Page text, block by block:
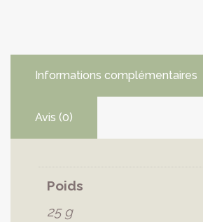
Informations complémentaires
Avis (0)
Poids
25 g